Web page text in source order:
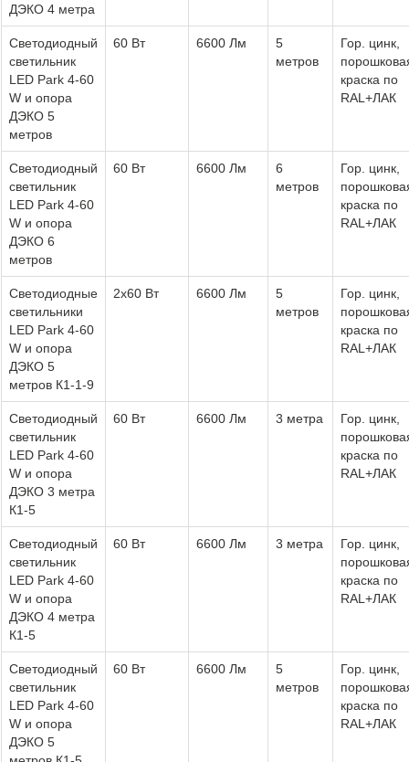
ДЭКО 4 метра
Светодиодный
светильник
LED Park 4-60
W и опора
ДЭКО 5
метров
60 Вт 6600 Лм
5
метров
Гор. цинк,
краска по
RAL+ЛАК
Светодиодный
светильник
LED Park 4-60
W и опора
ДЭКО 6
метров
60 Вт 6600 Лм
6
метров
Гор. цинк,
краска по
RAL+ЛАК
Светодиодные
светильники
LED Park 4-60
W и опора
ДЭКО 5
метров К1-1-9
2x60 Вт 6600 Лм
5
метров
Гор. цинк,
краска по
RAL+ЛАК
Светодиодный
светильник
LED Park 4-60
W и опора
ДЭКО 3 метра
К1-5
60 Вт 6600 Лм 3 метра
Гор. цинк,
краска по
RAL+ЛАК
Светодиодный
светильник
LED Park 4-60
W и опора
ДЭКО 4 метра
К1-5
60 Вт 6600 Лм 3 метра
Гор. цинк,
краска по
RAL+ЛАК
Светодиодный
светильник
LED Park 4-60
W и опора
ДЭКО 5
60 Вт 6600 Лм
5
метров
Гор. цинк,
краска по
RAL+ЛАК